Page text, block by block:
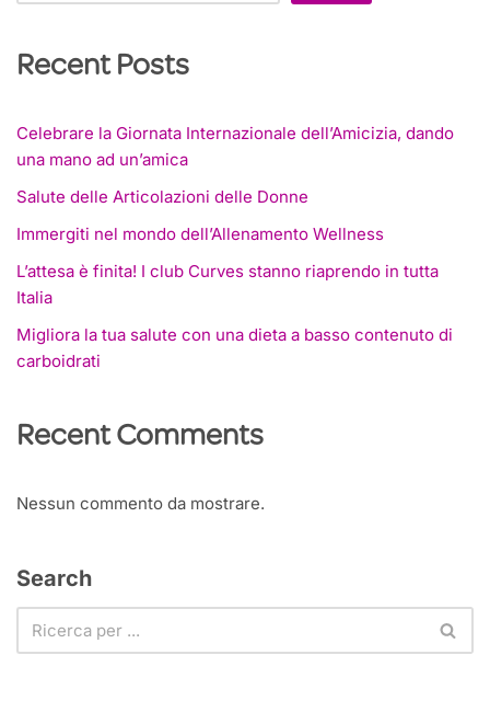
Recent Posts
Celebrare la Giornata Internazionale dell’Amicizia, dando
una mano ad un’amica
Salute delle Articolazioni delle Donne
Immergiti nel mondo dell’Allenamento Wellness
L’attesa è finita! I club Curves stanno riaprendo in tutta
Italia
Migliora la tua salute con una dieta a basso contenuto di
carboidrati
Recent Comments
Nessun commento da mostrare.
Search